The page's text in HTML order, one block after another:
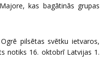
kas bagātinās grupas
pilsētas svētku ietvaros,
notiks 16. oktobrī Latvijas 1.